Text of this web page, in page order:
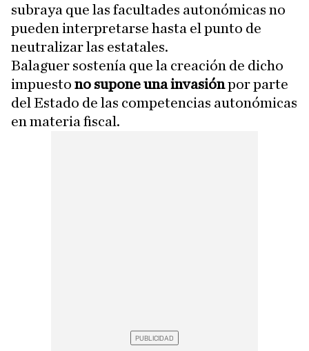
subraya que las facultades autonómicas no
pueden interpretarse hasta el punto de
neutralizar las estatales.
Balaguer sostenía que la creación de dicho
impuesto no supone una invasiónpor parte
del Estado de las competencias autonómicas
en materia fiscal.